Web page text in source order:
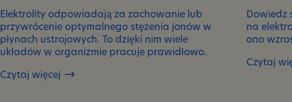
Elektrolity odpowiadają za zachowanie lub
przywrócenie optymalnego stężenia jonów w
płynach ustrojowych. To dzięki nim wiele
układów w organizmie pracuje prawidłowo.
Czytaj więcej
Normy
Dowiedz
na
ono
Czytaj
Nie